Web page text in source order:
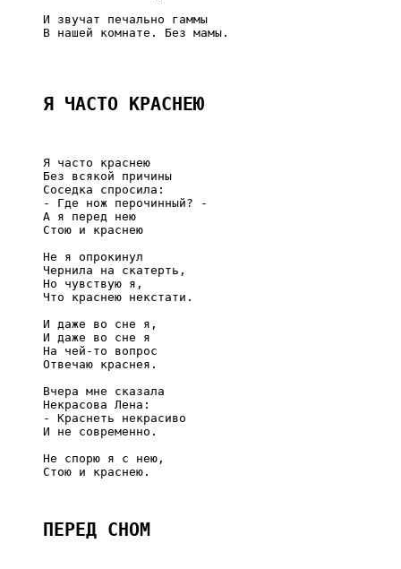
     И звучат печально гаммы
     В нашей комнате. Без мамы.
Я ЧАСТО КРАСНЕЮ
     Я часто краснею
     Без всякой причины
     Соседка спросила:
     - Где нож перочинный? -
     А я перед нею
     Стою и краснею
     Не я опрокинул
     Чернила на скатерть,
     Но чувствую я,
     Что краснею некстати.
     И даже во сне я,
     И даже во сне я
     На чей-то вопрос
     Отвечаю краснея.
     Вчера мне сказала
     Некрасова Лена:
     - Краснеть некрасиво
     И не современно.
     Не спорю я с нею,
     Стою и краснею.
ПЕРЕД СНОМ